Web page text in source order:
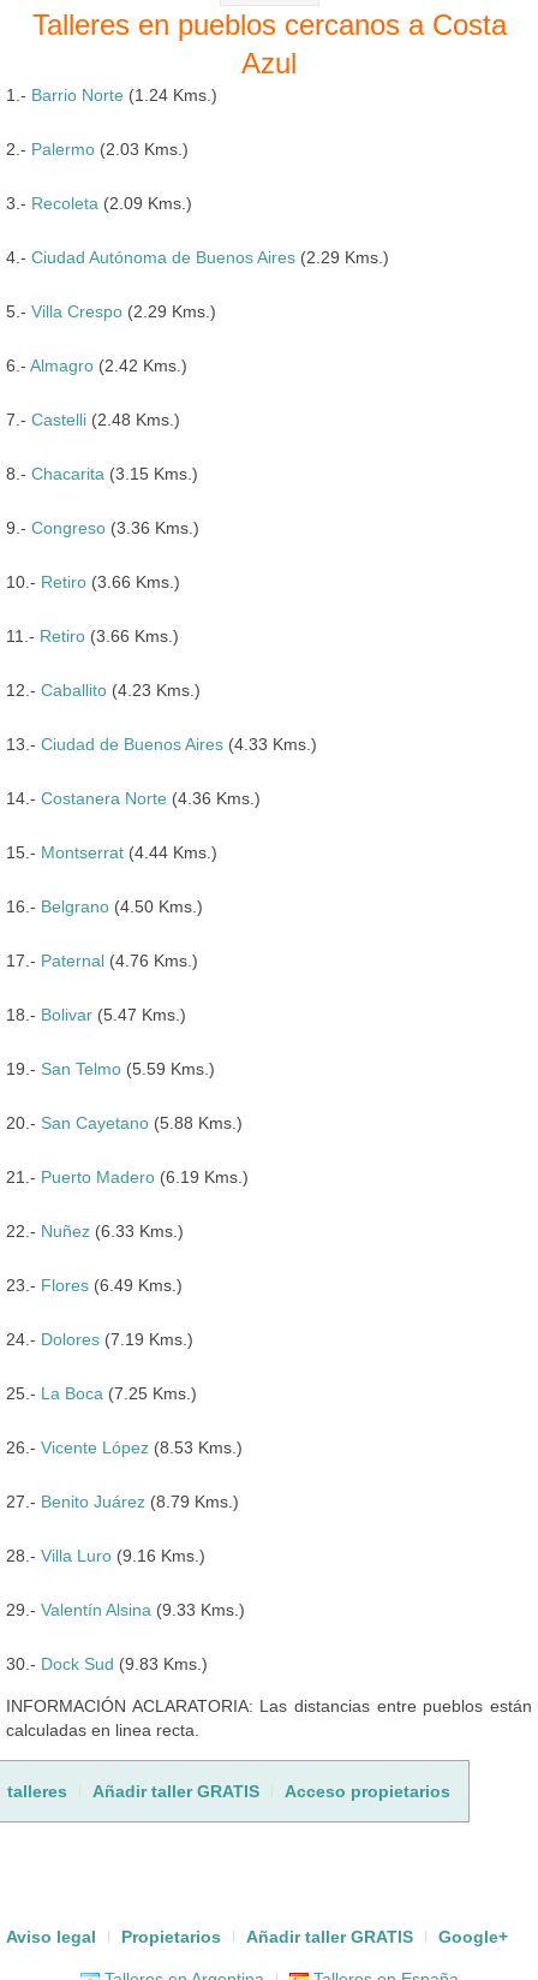
Talleres en pueblos cercanos a Costa
Azul
1.- Barrio Norte (1.24 Kms.)
2.- Palermo (2.03 Kms.)
3.- Recoleta (2.09 Kms.)
4.- Ciudad Autónoma de Buenos Aires (2.29 Kms.)
5.- Villa Crespo (2.29 Kms.)
6.- Almagro (2.42 Kms.)
7.- Castelli (2.48 Kms.)
8.- Chacarita (3.15 Kms.)
9.- Congreso (3.36 Kms.)
10.- Retiro (3.66 Kms.)
11.- Retiro (3.66 Kms.)
12.- Caballito (4.23 Kms.)
13.- Ciudad de Buenos Aires (4.33 Kms.)
14.- Costanera Norte (4.36 Kms.)
15.- Montserrat (4.44 Kms.)
16.- Belgrano (4.50 Kms.)
17.- Paternal (4.76 Kms.)
18.- Bolivar (5.47 Kms.)
19.- San Telmo (5.59 Kms.)
20.- San Cayetano (5.88 Kms.)
21.- Puerto Madero (6.19 Kms.)
22.- Nuñez (6.33 Kms.)
23.- Flores (6.49 Kms.)
24.- Dolores (7.19 Kms.)
25.- La Boca (7.25 Kms.)
26.- Vicente López (8.53 Kms.)
27.- Benito Juárez (8.79 Kms.)
28.- Villa Luro (9.16 Kms.)
29.- Valentín Alsina (9.33 Kms.)
30.- Dock Sud (9.83 Kms.)
INFORMACIÓN ACLARATORIA: Las distancias entre pueblos están
calculadas en linea recta.
talleres Añadir taller GRATIS Acceso propietarios
Aviso legal Propietarios Añadir taller GRATIS Google+